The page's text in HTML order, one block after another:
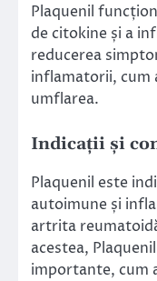
Plaquenil
de citokine și a
reducerea
inflamatorii, cum
umflarea.
Indicații și
Plaquenil este
autoimune și
artrita
acestea,
importante, cum